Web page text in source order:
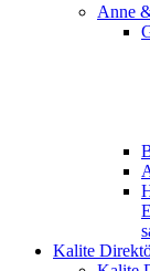
Anne
Kalite